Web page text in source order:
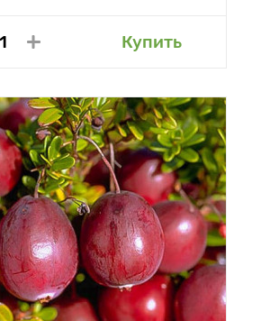
Купить